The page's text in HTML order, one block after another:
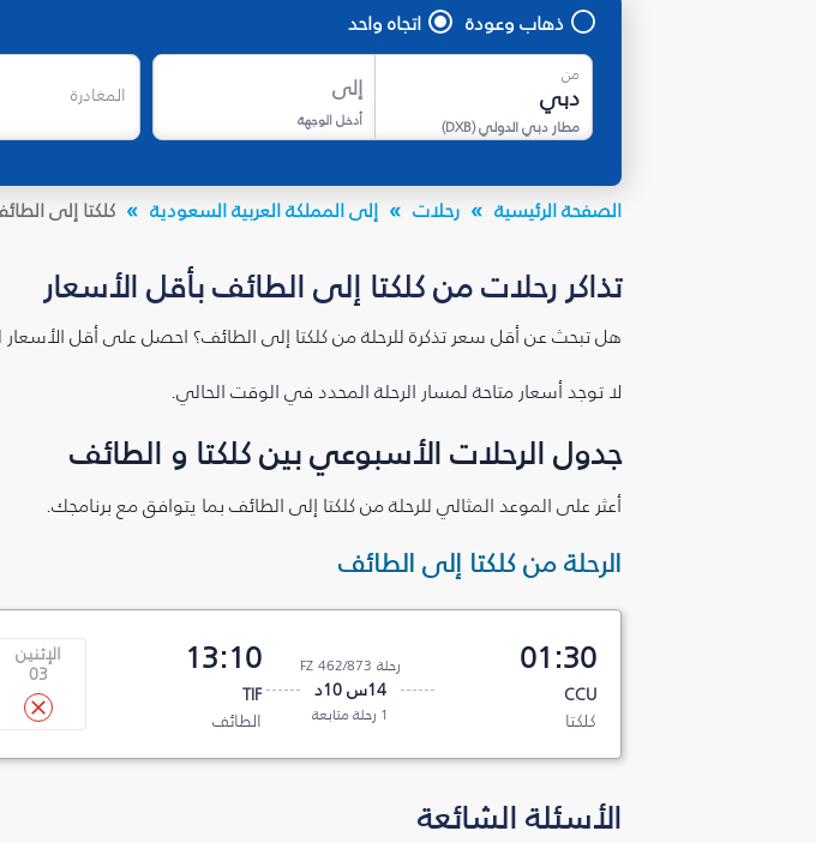
ذهاب وعودة اتجاه واحد
من
مطار دبي الدولي(
DXB
)
إلى
أدخل الوجهة
المغادرة
الصفحة الرئيسية رحلات إلى المملكة العربية السعودية كلكتا إلى
تذاكر رحلات من كلكتا إلى الطائف بأقل الأسعار
هل تبحث عن أقل سعر تذكرة للرحلة من كلكتا إلى الطائف؟ احصل على أقل
لا توجد أسعار متاحة لمسار الرحلة المحدد في الوقت الحالي.
جدول الرحلات الأسبوعي بين كلكتا و الطائف
أعثر على الموعد المثالي للرحلة من كلكتا إلى الطائف بما يتوافق مع برنامجك.
الرحلة من كلكتا إلى الطائف
01:30
CCU
كلكتا
رحلة FZ 462/873
14س 10د
1 رحلة متابعة
13:10
TIF
الطائف
الإثنين
03
الأسئلة الشائعة